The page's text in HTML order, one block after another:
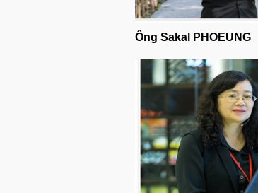
Ông Sakal PHOEUNG